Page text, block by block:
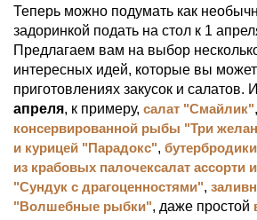
Теперь можно подумать как
задоринкой подать на стол к 1
Предлагаем вам на выбор
интересных идей, которые вы
приготовлениях закусок и салатов.
апреля, к примеру, салат "Смайлик",
консервированной рыбы "Три
и курицей "Парадокс",
из крабовых палочексалат ассорти
"Сундук с драгоценностями",
"Волшебные рыбки", даже простой